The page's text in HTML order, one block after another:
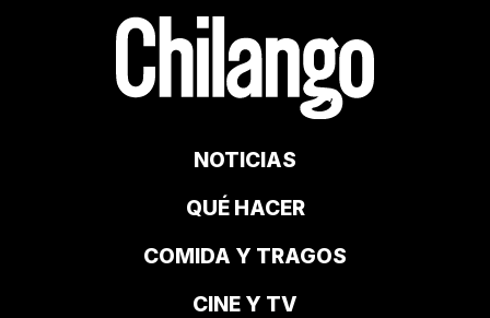
NOTICIAS
QUÉ HACER
COMIDA Y TRAGOS
CINE Y TV